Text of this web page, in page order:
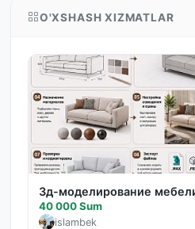
O'XSHASH XIZMATLAR
3д-моделирование
40 000 Sum
islambek